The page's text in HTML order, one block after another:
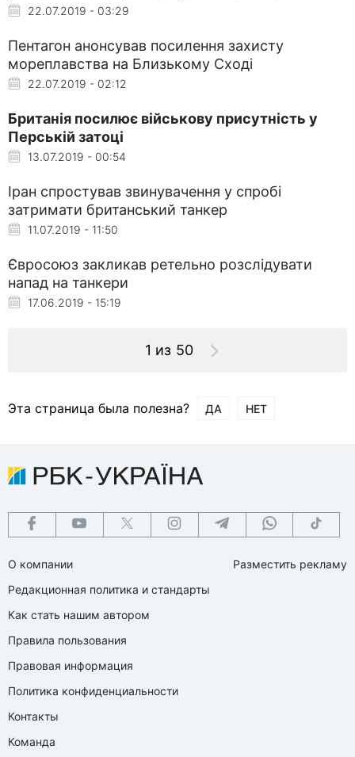
22.07.2019 - 03:29
Пентагон анонсував посилення захисту
мореплавства на Близькому Сході
22.07.2019 - 02:12
Британія посилює військову присутність у
Перській затоці
13.07.2019 - 00:54
Іран спростував звинувачення у спробі
затримати британський танкер
11.07.2019 - 11:50
Євросоюз закликав ретельно розслідувати
напад на танкери
17.06.2019 - 15:19
1 из 50
Эта страница была полезна? ДА НЕТ
О компании
Редакционная политика и стандарты
Как стать нашим автором
Правила пользования
Правовая информация
Политика конфиденциальности
Контакты
Команда
Разместить рекламу